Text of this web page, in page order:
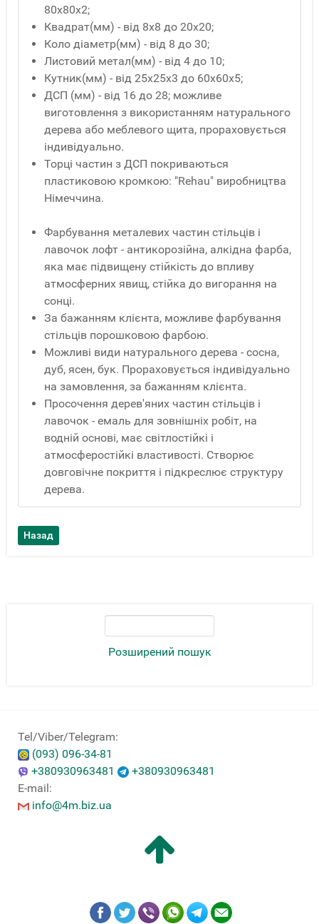
Розширений пошук
80x80x2;
Квадрат(мм) - від 8x8 до 20x20;
Коло діаметр(мм) - від 8 до 30;
Листовий метал(мм) - від 4 до 10;
Кутник(мм) - від 25x25x3 до 60x60x5;
ДСП (мм) - від 16 до 28; можливе
виготовлення з використанням натурального
дерева або меблевого щита, прораховується
індивідуально.
Торці частин з ДСП покриваються
пластиковою кромкою: "Rehau" виробництва
Німеччина.
Фарбування металевих частин стільців і
лавочок лофт - антикорозійна, алкідна фарба,
яка має підвищену стійкість до впливу
атмосферних явищ, стійка до вигорання на
сонці.
За бажанням клієнта, можливе фарбування
стільців порошковою фарбою.
Можливі види натурального дерева - сосна,
дуб, ясен, бук. Прораховується індивідуально
на замовлення, за бажанням клієнта.
Просочення дерев'яних частин стільців і
лавочок - емаль для зовнішніх робіт, на
водній основі, має світлостійкі і
атмосферостійкі властивості. Створює
довговічне покриття і підкреслює структуру
дерева.
Tel/Viber/Telegram:
(093) 096-34-81
+380930963481
+380930963481
E-mail:
info@4m.biz.ua